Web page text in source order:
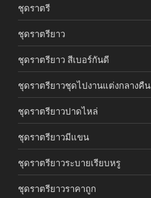
ชุดราตรี
ชุดราตรียาว
ชุดราตรียาว สีเบอร์กันดี
ชุดราตรียาวชุดไปงานแต่งกลางคืน
ชุดราตรียาวปาดไหล่
ชุดราตรียาวมีแขน
ชุดราตรียาวระบายเรียบหรู
ชุดราตรียาวราคาถูก